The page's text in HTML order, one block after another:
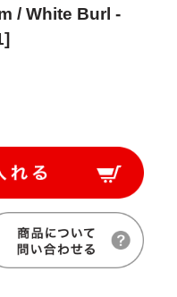
/ White Burl -